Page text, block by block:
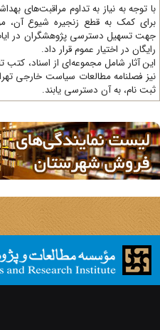
کمک به قطع زنجیره شیوع آن،
تسهیل دسترسی پژوهشگران در ایام
در اختیار عموم قرار داد.
آثار شامل مجموعه‌ای از اسناد، کتب
فصلنامه مطالعات سیاست خارجی
نام، به آن دسترسی یابند.